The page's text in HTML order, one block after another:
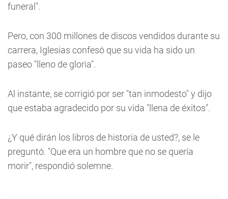
funeral".
Pero, con 300 millones de discos vendidos durante su
carrera, Iglesias confesó que su vida ha sido un
paseo "lleno de gloria".
Al instante, se corrigió por ser "tan inmodesto" y dijo
que estaba agradecido por su vida "llena de éxitos".
¿Y qué dirán los libros de historia de usted?, se le
preguntó. "Que era un hombre que no se quería
morir", respondió solemne.